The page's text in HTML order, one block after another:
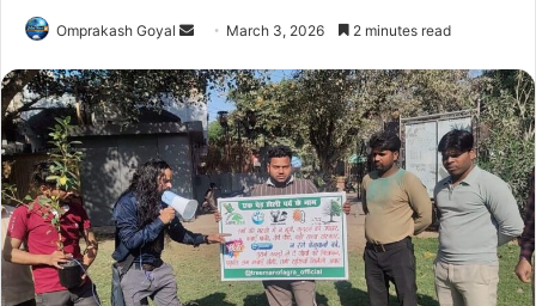
Omprakash Goyal
Send
email
March 3, 2026 2 minutes read